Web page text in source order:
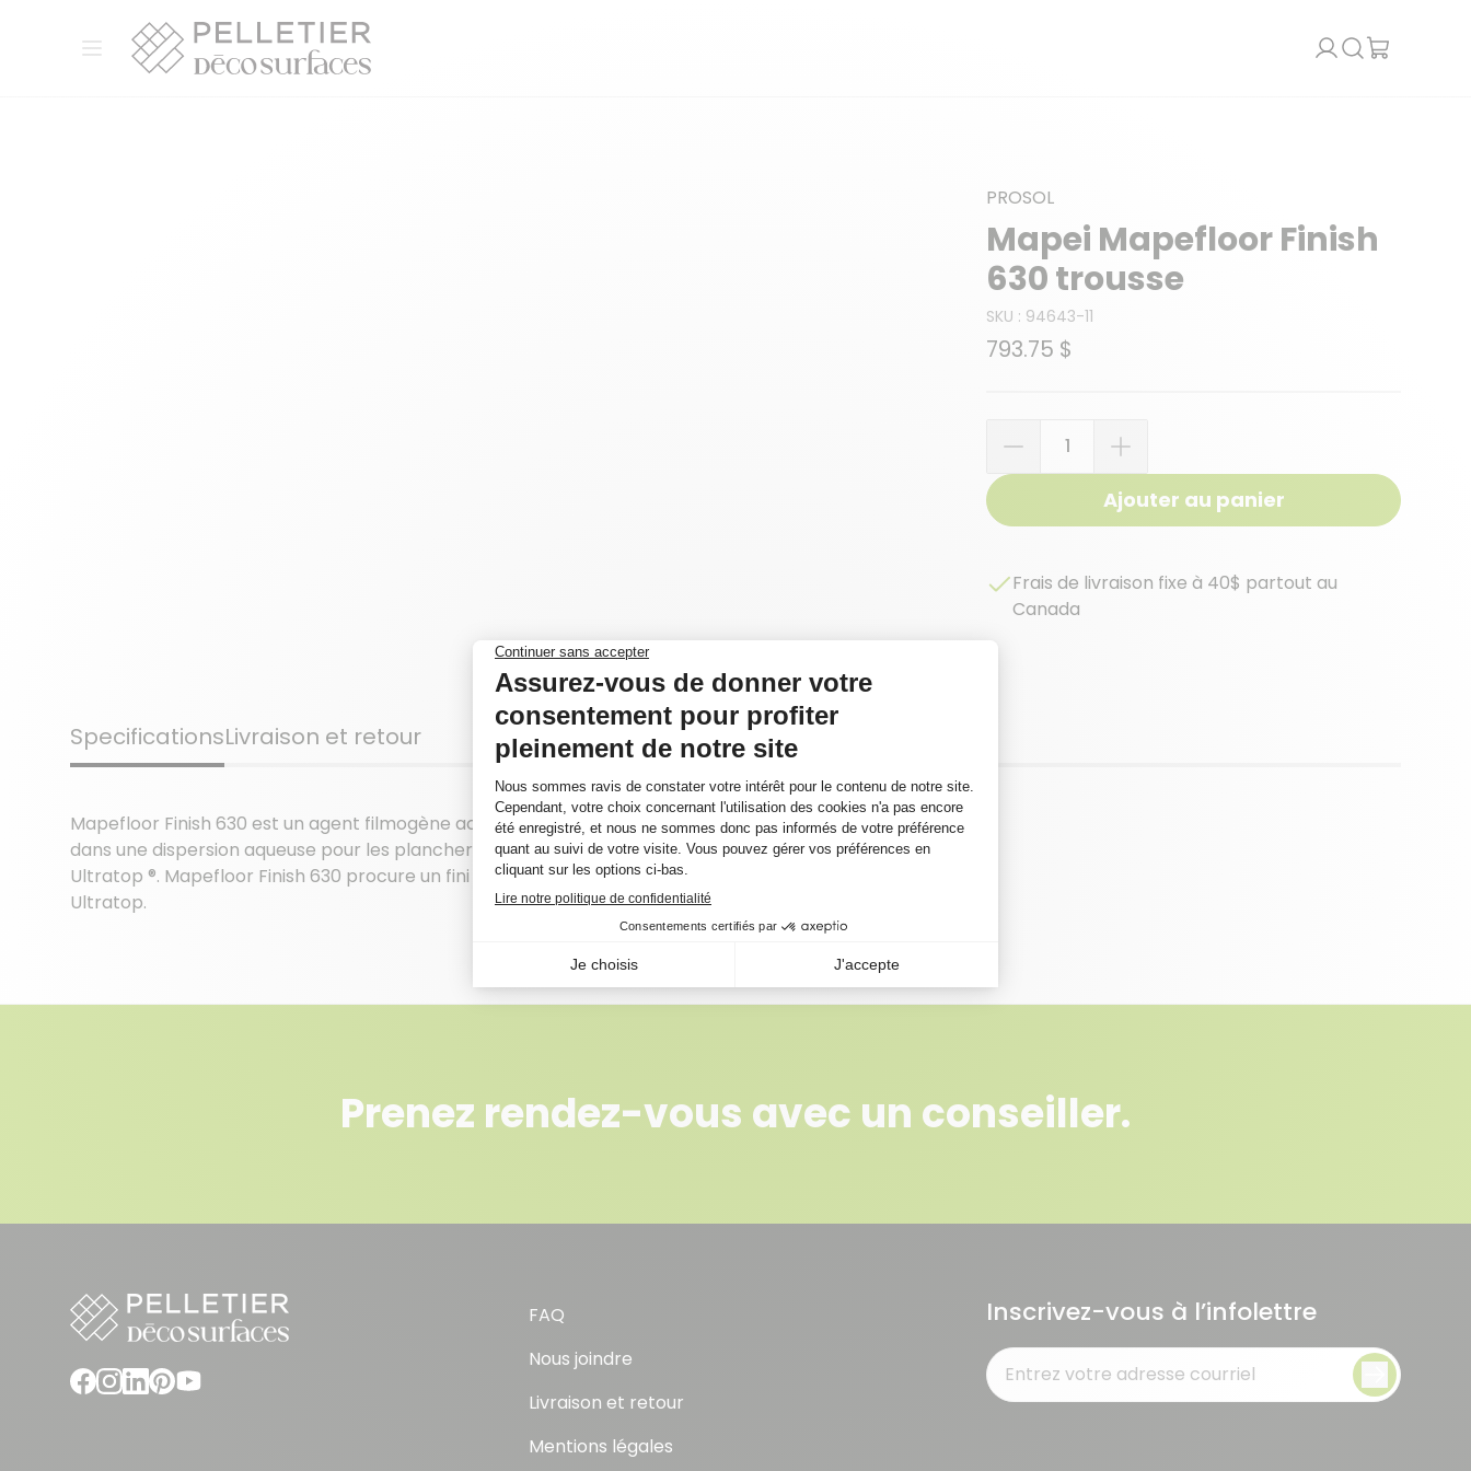
Ouvrir le menu
Pelletier Déco Surfaces
Recherche
PROSOL
Mapei Mapefloor Finish
630 trousse
SKU : 94643-11
793.75 $
Ajouter au panier
Frais de livraison fixe à 40$ partout au
Canada
SpecificationsLivraison et retour
Mapefloor Finish 630 est un agent filmogène acrylique, protecteur et à deux composants,
dans une dispersion aqueuse pour les planchers constitués de béton et des systèmes
Ultratop ®. Mapefloor Finish 630 procure un fini de haute performance sur les systèmes
Ultratop.
Prenez rendez-vous avec un conseiller.
FAQ
Nous joindre
Livraison et retour
Mentions légales
Inscrivez-vous à l’infolettre